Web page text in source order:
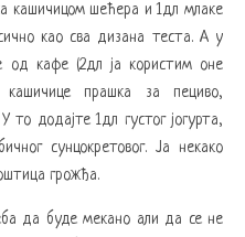
кашичицом шећера и 1дл млаке
као сва дизана теста. А у
од кафе (2дл ја користим оне
прашка за пециво,
то додајте 1дл густог јогурта,
сунцокретовог. Ја некако
грожђа.
да буде мекано али да се не